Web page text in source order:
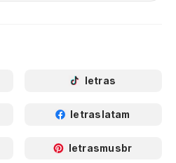
letras
letraslatam
letrasmusbr